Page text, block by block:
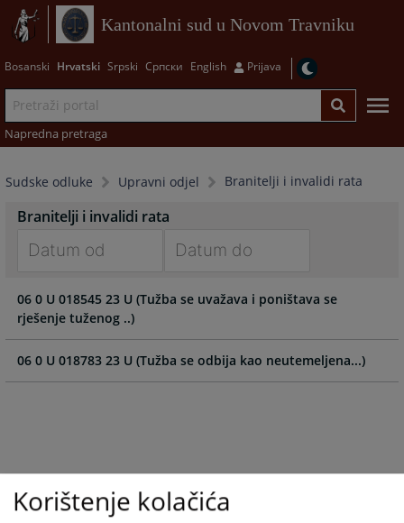
Kantonalni sud u Novom Travniku
Bosanski Hrvatski Srpski Српски English Prijava
Napredna pretraga
Sudske odluke Upravni odjel Branitelji i invalidi rata
Branitelji i invalidi rata
forward
to
interact
with
the
date.
Press
forward
interact
with
the
date.
Press
06 0 U 018545 23 U (Tužba se uvažava i poništava se
rješenje tuženog ..)
06 0 U 018783 23 U (Tužba se odbija kao neutemeljena...)
Korištenje kolačića